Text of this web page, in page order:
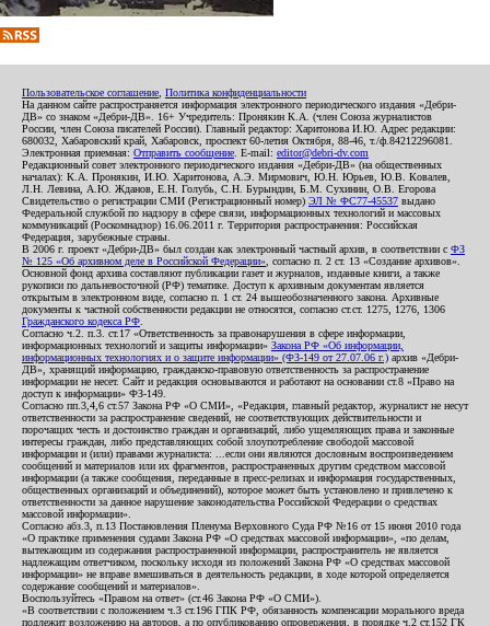
Пользовательское соглашение Политика конфиденциальности
На данном сайте распространяется информация электронного периодического издания «Дебри-
ДВ» со знаком «Дебри-ДВ». 16+ Учредитель: Пронякин К.А. (член Союза журналистов
России, член Союза писателей России). Главный редактор: Харитонова И.Ю. Адрес редакции:
680032, Хабаровский край, Хабаровск, проспект 60-летия Октября, 88-46, т./ф.84212296081.
Электронная приемная: Отправить сообщение . E-mail: editor@debri-dv.com
Редакционный совет электронного периодического издания «Дебри-ДВ» (на общественных
началах): К.А. Пронякин, И.Ю. Харитонова, А.Э. Мирмович, Ю.Н. Юрьев, Ю.В. Ковалев,
Л.Н. Левина, А.Ю. Жданов, Е.Н. Голубь, С.Н. Бурындин, Б.М. Сухинин, О.В. Егорова
Свидетельство о регистрации СМИ (Регистрационный номер) ЭЛ № ФС77-45537 выдано
Федеральной службой по надзору в сфере связи, информационных технологий и массовых
коммуникаций (Роскомнадзор) 16.06.2011 г. Территория распространения: Российская
Федерация, зарубежные страны.
В 2006 г. проект «Дебри-ДВ» был создан как электронный частный архив, в соответствии с ФЗ
№ 125 «Об архивном деле в Российской Федерации» , согласно п. 2 ст. 13 «Создание архивов».
Основной фонд архива составляют публикации газет и журналов, изданные книги, а также
рукописи по дальневосточной (РФ) тематике. Доступ к архивным документам является
открытым в электронном виде, согласно п. 1 ст. 24 вышеобозначенного закона. Архивные
документы к частной собственности редакции не относятся, согласно ст.ст. 1275, 1276, 1306
Гражданского кодекса РФ
Согласно ч.2. п.3. ст.17 «Ответственность за правонарушения в сфере информации,
информационных технологий и защиты информации» Закона РФ «Об информации,
информационных технологиях и о защите информации» (ФЗ-149 от 27.07.06 г.) архив «Дебри-
ДВ», хранящий информацию, гражданско-правовую ответственность за распространение
информации не несет. Сайт и редакция основываются и работают на основании ст.8 «Право на
доступ к информации» ФЗ-149.
Согласно пп.3,4,6 ст.57 Закона РФ «О СМИ», «Редакция, главный редактор, журналист не несут
ответственности за распространение сведений, не соответствующих действительности и
порочащих честь и достоинство граждан и организаций, либо ущемляющих права и законные
интересы граждан, либо представляющих собой злоупотребление свободой массовой
информации и (или) правами журналиста: ...если они являются дословным воспроизведением
сообщений и материалов или их фрагментов, распространенных другим средством массовой
информации (а также сообщения, переданные в пресс-релизах и информация государственных,
общественных организаций и объединений), которое может быть установлено и привлечено к
ответственности за данное нарушение законодательства Российской Федерации о средствах
массовой информации».
Согласно абз.3, п.13 Постановления Пленума Верховного Суда РФ №16 от 15 июня 2010 года
«О практике применения судами Закона РФ «О средствах массовой информации», «по делам,
вытекающим из содержания распространенной информации, распространитель не является
надлежащим ответчиком, поскольку исходя из положений Закона РФ «О средствах массовой
информации» не вправе вмешиваться в деятельность редакции, в ходе которой определяется
содержание сообщений и материалов».
Воспользуйтесь «Правом на ответ» (ст.46 Закона РФ «О СМИ»).
«В соответствии с положением ч.3 ст.196 ГПК РФ, обязанность компенсации морального вреда
подлежит возложению на авторов, а по опубликованию опровержения, в порядке ч.2 ст.152 ГК